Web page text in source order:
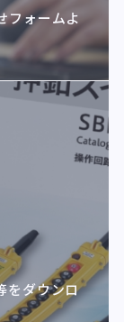
フォームよ
をダウンロ